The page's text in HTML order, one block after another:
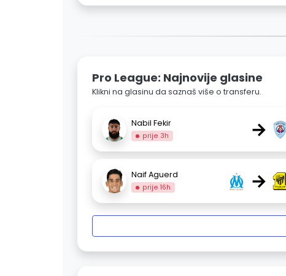
Pro League: Najnovije glasine
Klikni na glasinu da saznaš više o transferu.
Nabil Fekir
prije 3h →
Naif Aguerd
prije 16h →